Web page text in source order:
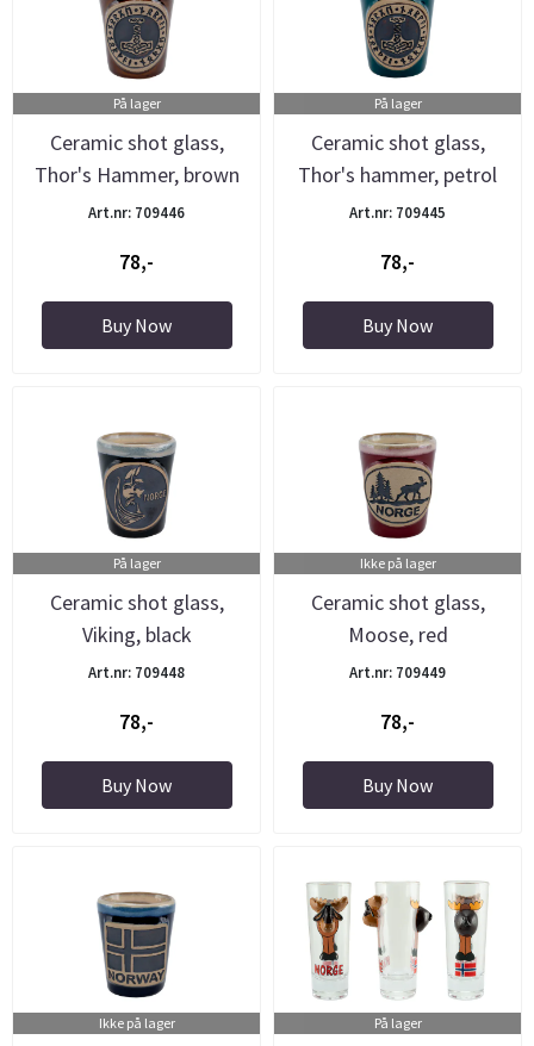
På lager
Ceramic shot glass,
Thor's Hammer, brown
Art.nr: 709446
78,-
Buy Now
På lager
Ceramic shot glass,
Thor's hammer, petrol
Art.nr: 709445
78,-
Buy Now
På lager
Ceramic shot glass,
Viking, black
Art.nr: 709448
78,-
Buy Now
Ikke på lager
Ceramic shot glass,
Moose, red
Art.nr: 709449
78,-
Buy Now
Ikke på lager På lager